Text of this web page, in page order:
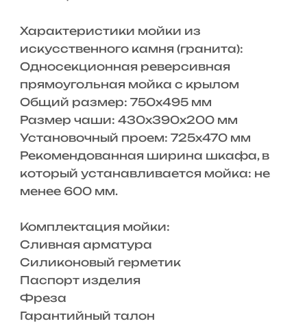
Характеристики мойки из
искусственного камня (гранита):
Односекционная реверсивная
прямоугольная мойка с крылом
Общий размер: 750х495 мм
Размер чаши: 430х390х200 мм
Установочный проем: 725х470 мм
Рекомендованная ширина шкафа, в
который устанавливается мойка: не
менее 600 мм.
Комплектация мойки:
Сливная арматура
Силиконовый герметик
Паспорт изделия
Фреза
Гарантийный талон